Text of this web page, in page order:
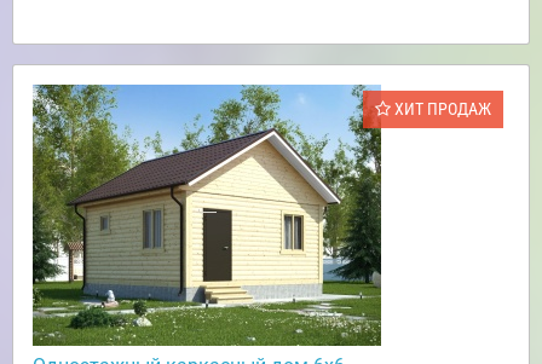
ХИТ ПРОДАЖ